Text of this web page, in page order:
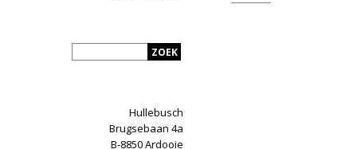
Hullebusch
Brugsebaan 4a
B-8850 Ardooie